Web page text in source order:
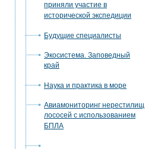
приняли участие в
исторической экспедиции
Будущие специалисты
Экосистема. Заповедный
край
Наука и практика в море
Авиамониторинг нерестилищ
лососей с использованием
БПЛА